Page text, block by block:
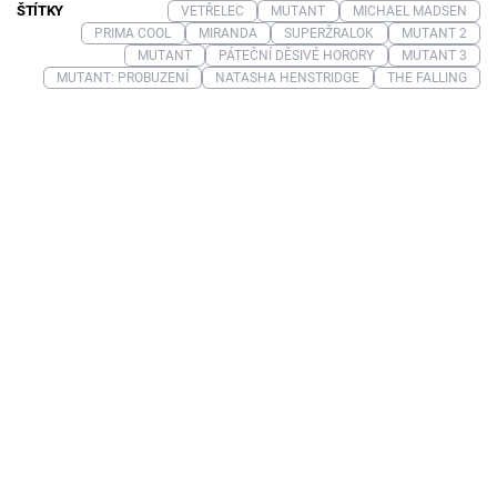
ŠTÍTKY VETŘELEC MUTANT
MICHAEL MADSEN
PRIMA COOL
MIRANDA SUPERŽRALOK
MUTANT 2
MUTANT
PÁTEČNÍ DĚSIVÉ HORORY
MUTANT 3
MUTANT: PROBUZENÍ
NATASHA HENSTRIDGE THE FALLING